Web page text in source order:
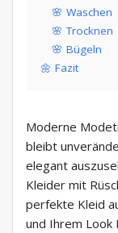
🌸 Waschen
🌸 Trocknen
🌸 Bügeln
🌼 Fazit
Moderne
bleibt
elegant
Kleider mit
perfekte Kleid
und Ihrem Look